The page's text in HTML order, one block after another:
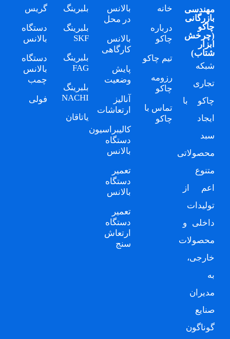
مهندسی
بازرگانی
چاکو
(چرخش
ابزار
شتاب)
شبکه
تجاری
چاکو با
ایجاد
سبد
محصولاتی
متنوع
اعم از
تولیدات
داخلی و
محصولات
خارجی،
به
مدیران
صنایع
گوناگون
خانه
درباره
چاکو
تیم چاکو
رزومه
چاکو
تماس با
چاکو
بالانس
در محل
بالانس
کارگاهی
پایش
وضعیت
آنالیز
ارتعاشات
کالیبراسیون
دستگاه
بالانس
تعمیر
دستگاه
بالانس
تعمیر
دستگاه
ارتعاش
سنج
بلبرینگ
بلبرینگ
SKF
بلبرینگ
FAG
بلبرینگ
NACHI
یاتاقان
گریس
دستگاه
بالانس
دستگاه
بالانس
چمب
فولی